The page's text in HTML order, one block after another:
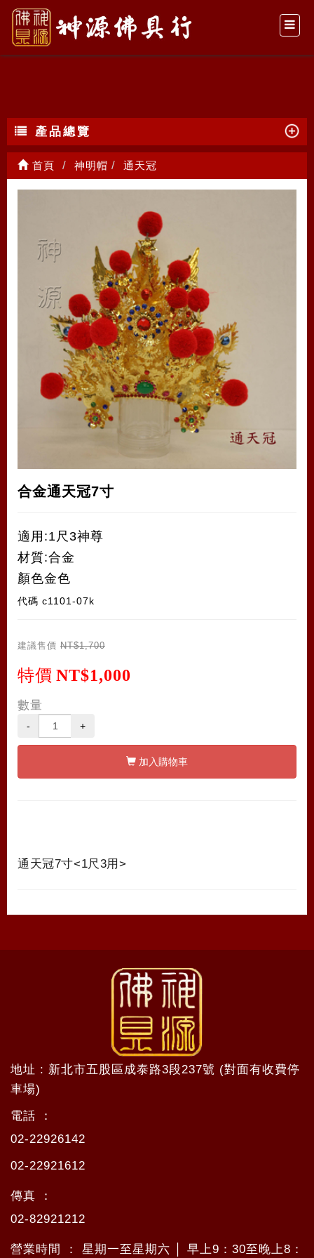
通天冠
產品總覽
首頁 神明帽 通天冠
合金通天冠7寸
適用:1尺3神尊
材質:合金
顏色金色
代碼 c1101-07k
建議售價 NT$1,700
特價 NT$1,000
數量
- +
加入購物車
通天冠7寸<1尺3用>
地址 : 新北市五股區成泰路3段237號 (對面有收費停
車場)
電話 ：
02-22926142
02-22921612
傳真 ：
02-82921212
營業時間 ： 星期一至星期六 │ 早上9：30至晚上8：